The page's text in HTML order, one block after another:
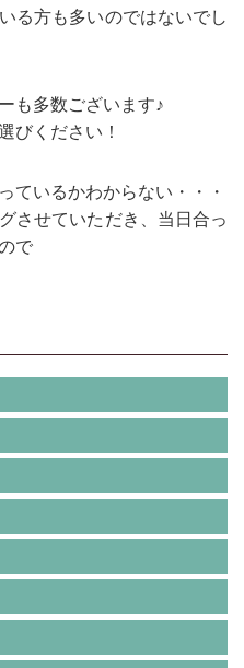
る方も多いのではないでし
も多数ございます♪
びください！
ているかわからない・・・
させていただき、当日合っ
で